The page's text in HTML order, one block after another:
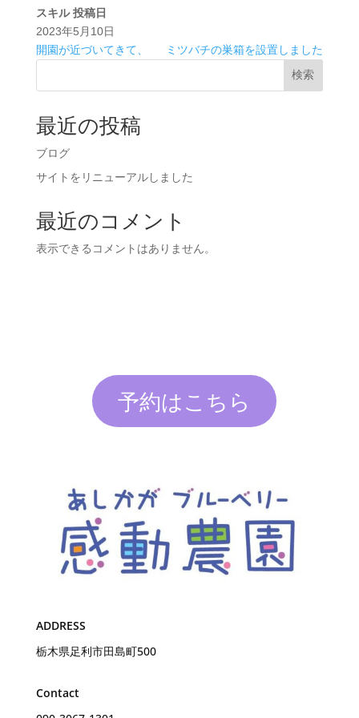
スキル 投稿日
2023年5月10日
開園が近づいてきて、
ミツバチの巣箱を設置しました
検索
最近の投稿
ブログ
サイトをリニューアルしました
最近のコメント
表示できるコメントはありません。
予約はこちら
ADDRESS
栃木県足利市田島町500
Contact